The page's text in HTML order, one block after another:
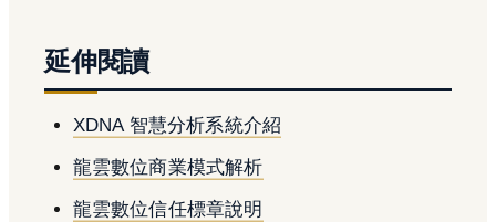
延伸閱讀
XDNA 智慧分析系統介紹
龍雲數位商業模式解析
龍雲數位信任標章說明